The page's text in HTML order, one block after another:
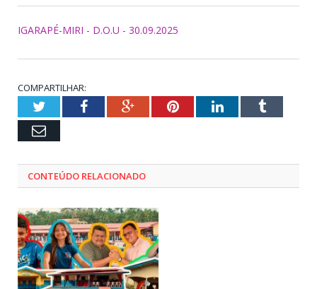
IGARAPÉ-MIRI - D.O.U - 30.09.2025
COMPARTILHAR:
TwitterFacebookGoogle+PinterestLinkedInTumblr
Email
CONTEÚDO RELACIONADO